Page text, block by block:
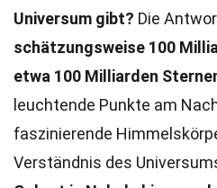
Universum gibt? Die
schätzungsweise 100
etwa 100 Milliarden
leuchtende Punkte am
faszinierende
Verständnis des